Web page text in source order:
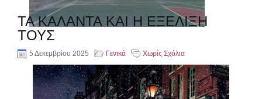
ΤΑ ΚΑΛΑΝΤΑ ΚΑΙ Η ΕΞΕΛΙΞΗ
ΤΟΥΣ
5 Δεκεμβρίου 2025 Γενικά Χωρίς Σχόλια